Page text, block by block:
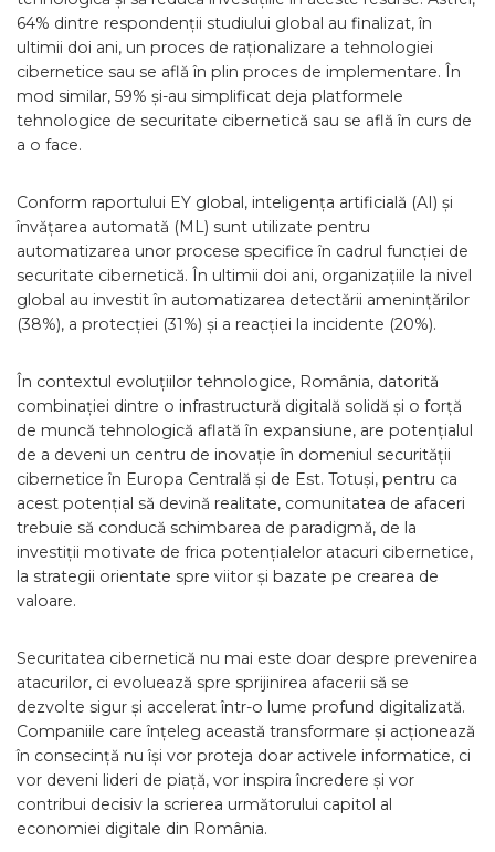
64% dintre respondenții studiului global au finalizat, în
ultimii doi ani, un proces de raționalizare a tehnologiei
cibernetice sau se află în plin proces de implementare. În
mod similar, 59% și-au simplificat deja platformele
tehnologice de securitate cibernetică sau se află în curs de
a o face.
Conform raportului EY global, inteligența artificială (AI) și
învățarea automată (ML) sunt utilizate pentru
automatizarea unor procese specifice în cadrul funcției de
securitate cibernetică. În ultimii doi ani, organizațiile la nivel
global au investit în automatizarea detectării amenințărilor
(38%), a protecției (31%) și a reacției la incidente (20%).
În contextul evoluțiilor tehnologice, România, datorită
combinației dintre o infrastructură digitală solidă și o forță
de muncă tehnologică aflată în expansiune, are potențialul
de a deveni un centru de inovație în domeniul securității
cibernetice în Europa Centrală și de Est. Totuși, pentru ca
acest potențial să devină realitate, comunitatea de afaceri
trebuie să conducă schimbarea de paradigmă, de la
investiții motivate de frica potențialelor atacuri cibernetice,
la strategii orientate spre viitor și bazate pe crearea de
valoare.
Securitatea cibernetică nu mai este doar despre prevenirea
atacurilor, ci evoluează spre sprijinirea afacerii să se
dezvolte sigur și accelerat într-o lume profund digitalizată.
Companiile care înțeleg această transformare și acționează
în consecință nu își vor proteja doar activele informatice, ci
vor deveni lideri de piață, vor inspira încredere și vor
contribui decisiv la scrierea următorului capitol al
economiei digitale din România.